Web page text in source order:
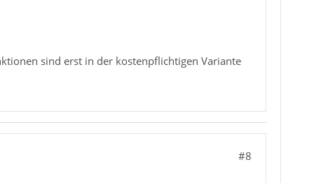
sind erst in der kostenpflichtigen Variante
#8